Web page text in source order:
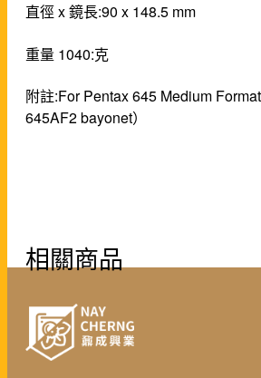
直徑 x 鏡長:90 x 148.5 mm
重量 1040:克
附註:For Pentax 645 Medium
645AF2 bayonet）
相關商品